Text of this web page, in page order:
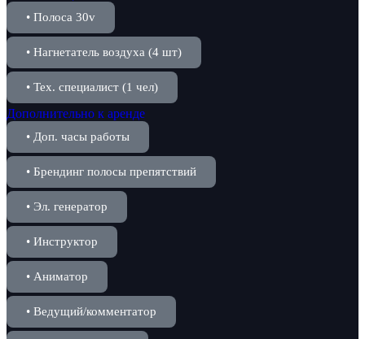
• Полоса 30v
• Нагнетатель воздуха (4 шт)
• Тех. специалист (1 чел)
Дополнительно к аренде
• Доп. часы работы
• Брендинг полосы препятствий
• Эл. генератор
• Инструктор
• Аниматор
• Ведущий/комментатор